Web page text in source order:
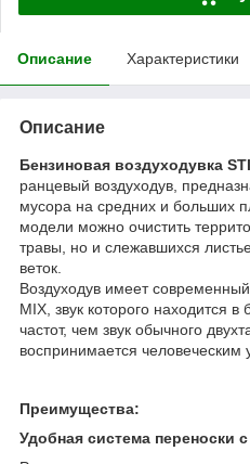
Описание Характеристики
Описание
Бензиновая воздуходувка
ранцевый воздуходув,
мусора на средних и
модели можно очистить
травы, но и слежавшихся
веток.
Воздуходув имеет
MIX, звук которого находится
частот, чем звук обычного
воспринимается человеческим
Преимущества:
Удобная система переноски